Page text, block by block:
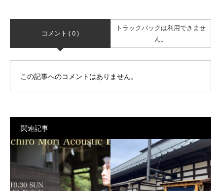
コメント ( 0 )
トラックバックは利用できませ
ん。
この記事へのコメントはありません。
関連記事